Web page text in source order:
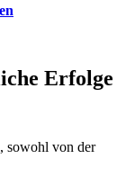
Erfolge
sowohl von der